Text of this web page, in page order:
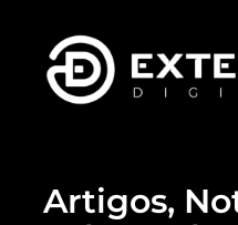
Artigos,